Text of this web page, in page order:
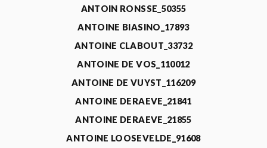
ANTOIN RONSSE_50355
ANTOINE BIASINO_17893
ANTOINE CLABOUT_33732
ANTOINE DE VOS_110012
ANTOINE DE VUYST_116209
ANTOINE DERAEVE_21841
ANTOINE DERAEVE_21855
ANTOINE LOOSEVELDE_91608